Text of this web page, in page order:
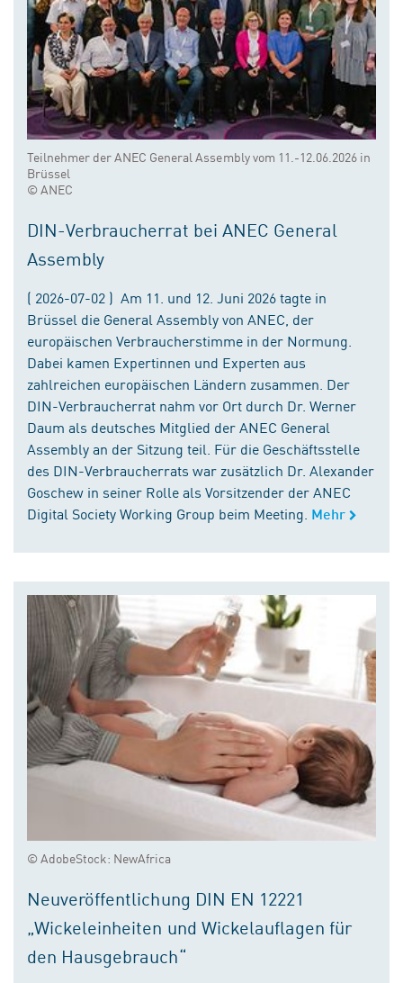
Teilnehmer der ANEC General Assembly vom 11.-12.06.2026 in
Brüssel
© ANEC
DIN-Verbraucherrat bei ANEC General
Assembly
( 2026-07-02 ) Am 11. und 12. Juni 2026 tagte in
Brüssel die General Assembly von ANEC, der
europäischen Verbraucherstimme in der Normung.
Dabei kamen Expertinnen und Experten aus
zahlreichen europäischen Ländern zusammen. Der
DIN-Verbraucherrat nahm vor Ort durch Dr. Werner
Daum als deutsches Mitglied der ANEC General
Assembly an der Sitzung teil. Für die Geschäftsstelle
des DIN-Verbraucherrats war zusätzlich Dr. Alexander
Goschew in seiner Rolle als Vorsitzender der ANEC
Digital Society Working Group beim Meeting. Mehr
© AdobeStock: NewAfrica
Neuveröffentlichung DIN EN 12221
„Wickeleinheiten und Wickelauflagen für
den Hausgebrauch“